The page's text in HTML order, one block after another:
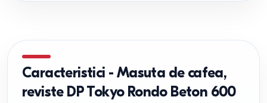
Caracteristici - Masuta de cafea,
reviste DP Tokyo Rondo Beton 600